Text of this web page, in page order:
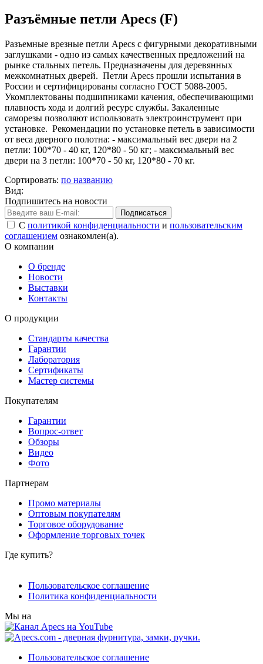
Разъёмные петли Apecs (F)
Разъемные врезные петли Apecs с фигурными декоративными
заглушками - одно из самых качественных предложений на
рынке стальных петель. Предназначены для деревянных
межкомнатных дверей. Петли Apecs прошли испытания в
России и сертифицированы согласно ГОСТ 5088-2005.
Укомплектованы подшипниками качения, обеспечивающими
плавность хода и долгий ресурс службы. Закаленные
саморезы позволяют использовать электроинструмент при
установке. Рекомендации по установке петель в зависимости
от веса дверного полотна: - максимальный вес двери на 2
петли: 100*70 - 40 кг, 120*80 - 50 кг; - максимальный вес
двери на 3 петли: 100*70 - 50 кг, 120*80 - 70 кг.
Сортировать: по названию
Вид:
Подпишитесь на новости
Подписаться
С политикой конфиденциальности и пользовательским
соглашением ознакомлен(а).
О компании
О бренде
Новости
Выставки
Контакты
О продукции
Стандарты качества
Гарантии
Лаборатория
Сертификаты
Мастер системы
Покупателям
Гарантии
Вопрос-ответ
Обзоры
Видео
Фото
Партнерам
Промо материалы
Оптовым покупателям
Торговое оборудование
Оформление торговых точек
Где купить?
Пользовательское соглашение
Политика конфиденциальности
Мы на
Пользовательское соглашение